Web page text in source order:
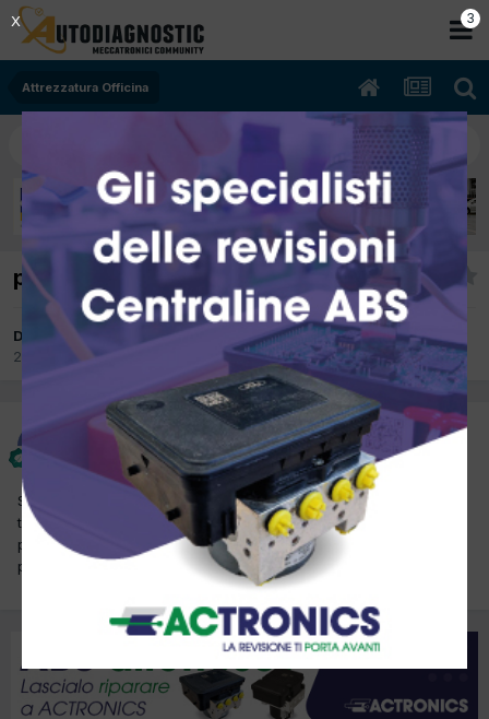
Attrezzatura Officina
pulizia serbatoi
Da sirioncar
20 Maggio 2015
Attrezzatura Officina
sirioncar
Inviato 20 Maggio 2015
Salve ragazzi o un serbatoio di una citroèn ds che all'interno è
tutto ruggine. Dovrei pulirlo ma è impossibile, mi anno detto di
pulirlo con ultrasuoni, qulcuno sa dirmi se cè qualche ditta che lo
può fare.Grazie
2
X